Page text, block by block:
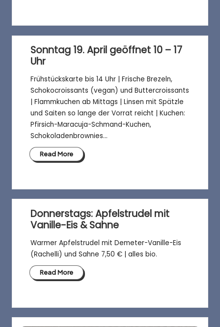
Sonntag 19. April geöffnet 10 – 17
Uhr
Frühstückskarte bis 14 Uhr | Frische Brezeln,
Schokocroissants (vegan) und Buttercroissants
| Flammkuchen ab Mittags | Linsen mit Spätzle
und Saiten so lange der Vorrat reicht | Kuchen:
Pfirsich-Maracuja-Schmand-Kuchen,
Schokoladenbrownies…
Read More
Donnerstags: Apfelstrudel mit
Vanille-Eis & Sahne
Warmer Apfelstrudel mit Demeter-Vanille-Eis
(Rachelli) und Sahne 7,50 € | alles bio.
Read More